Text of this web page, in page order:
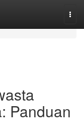
Panduan